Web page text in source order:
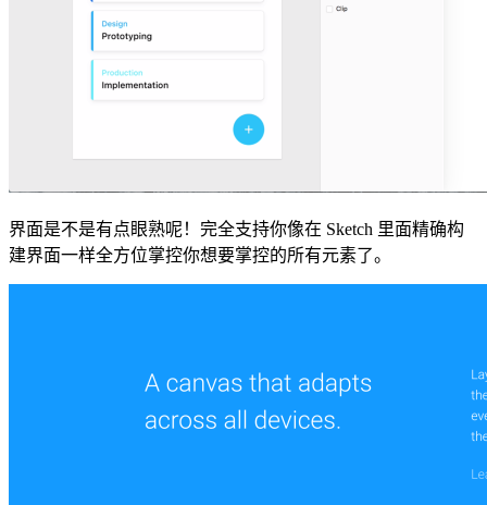
界面是不是有点眼熟呢！完全支持你像在 Sketch 里面精确构
建界面一样全方位掌控你想要掌控的所有元素了。